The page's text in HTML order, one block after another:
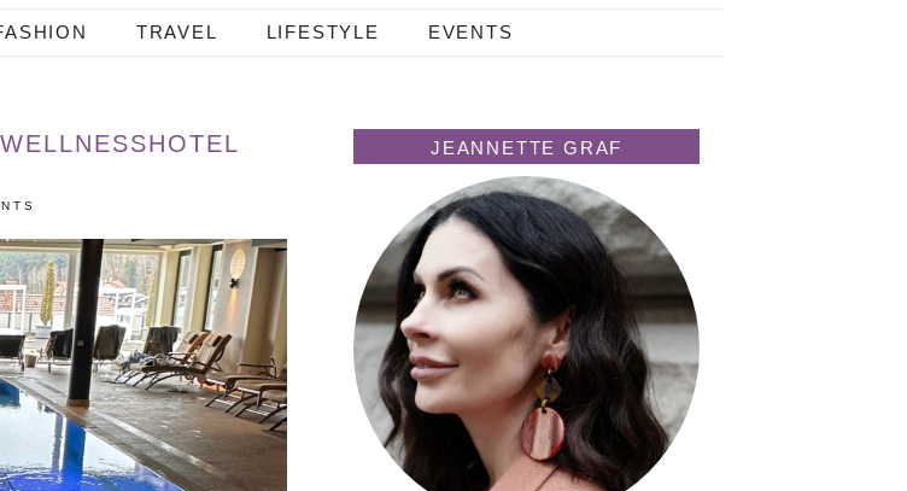
TRAVEL LIFESTYLE EVENTS
JEANNETTE GRAF